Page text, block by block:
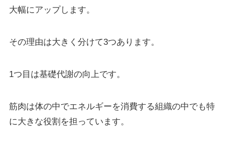
大幅にアップします。
その理由は大きく分けて3つあります。
1つ目は基礎代謝の向上です。
筋肉は体の中でエネルギーを消費する組織の中でも特
に大きな役割を担っています。